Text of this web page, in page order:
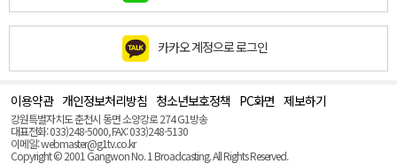
카카오 계정으로 로그인
이용약관 개인정보처리방침 청소년보호정책 PC화면 제보하기
강원특별자치도 춘천시 동면 소양강로 274 G1방송
대표전화: 033)248-5000, FAX: 033)248-5130
이메일: webmaster@g1tv.co.kr
Copyright © 2001 Gangwon No. 1 Broadcasting. All Rights Reserved.